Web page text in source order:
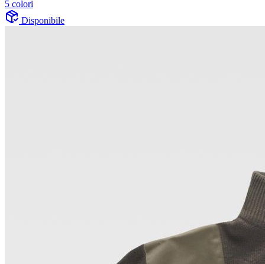
5 colori
Disponibile